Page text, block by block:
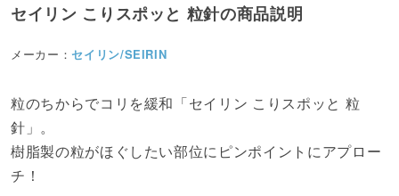
セイリン こりスポッと 粒針の商品説明
メーカー： セイリン/SEIRIN
粒のちからでコリを緩和「セイリン こりスポッと 粒
針」。
樹脂製の粒がほぐしたい部位にピンポイントにアプロー
チ！